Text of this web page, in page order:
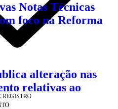
REGISTRO
Notas Técnicas
foco na Reforma
alteração nas
relativas ao